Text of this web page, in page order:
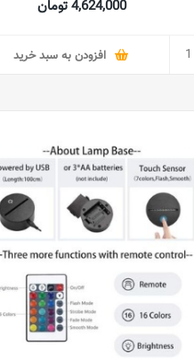
لمسی 16 رنگ چراغ رومیزی چراغ
4,624,000 تومان
افزودن به سبد خرید